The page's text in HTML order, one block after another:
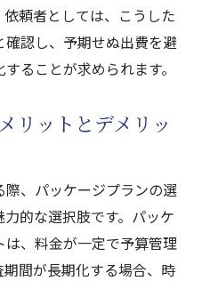
頼者としては、こうした
認し、予期せぬ出費を避
ることが求められます。
リットとデメリッ
、パッケージプランの選
的な選択肢です。パッケ
、料金が一定で予算管理
間が長期化する場合、時